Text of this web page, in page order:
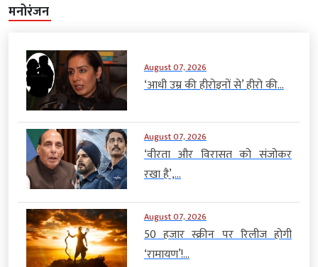
मनोरंजन
August 07, 2026
‘आधी उम्र की हीरोइनों से’ हीरो की...
August 07, 2026
‘वीरता और विरासत को संजोकर
रखा है’,...
August 07, 2026
50 हजार स्क्रीन पर रिलीज होगी
‘रामायण’!...